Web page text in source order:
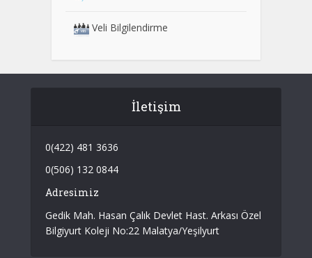
Veli Bilgilendirme
İletişim
0(422) 481 3636
0(506) 132 0844
Adresimiz
Gedik Mah. Hasan Çalık Devlet Hast. Arkası Özel
Bilgiyurt Koleji No:22 Malatya/Yeşilyurt